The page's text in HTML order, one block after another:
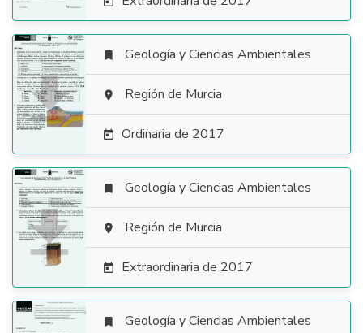

 Geología y Ciencias Ambientales
 Región de Murcia
 Ordinaria de 2017

 Geología y Ciencias Ambientales
 Región de Murcia
 Extraordinaria de 2017
 Geología y Ciencias Ambientales